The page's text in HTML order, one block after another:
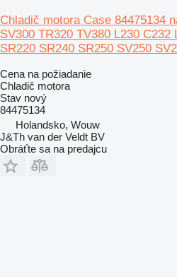
Chladič motora Case 84475134
SV300 TR320 TV380 L230 C232
SR220 SR240 SR250 SV250
Cena na požiadanie
Chladič motora
Stav nový
84475134
Holandsko, Wouw
J&Th van der Veldt BV
Obráťte sa na predajcu